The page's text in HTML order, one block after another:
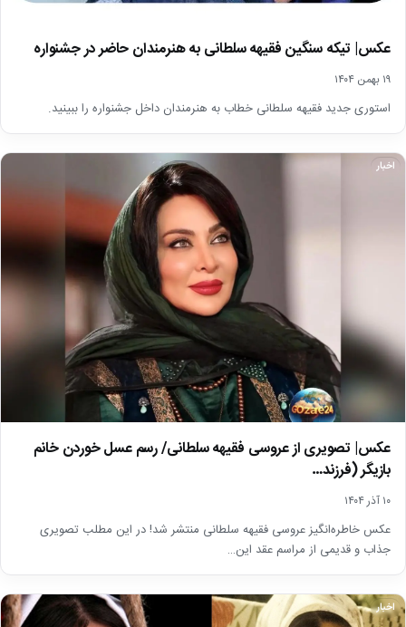
عکس| تیکه سنگین فقیهه سلطانی به هنرمندان حاضر در جشنواره⁩
۱۹ بهمن ۱۴۰۴
استوری جدید فقیهه سلطانی خطاب به هنرمندان داخل جشنواره را ببینید.
اخبار
عکس| تصویری از عروسی فقیهه سلطانی/ رسم عسل خوردن خانم
بازیگر (فرزند…
۱۰ آذر ۱۴۰۴
عکس خاطره‌انگیز عروسی فقیهه سلطانی منتشر شد! در این مطلب تصویری
جذاب و قدیمی از مراسم عقد این…
اخبار